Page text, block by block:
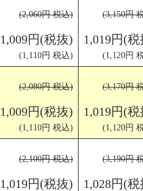
(2,060円 税込)
1,009円(税抜)
(1,110円 税込)
(3,150円
1,019円(
(1,120円
(2,080円 税込)
1,009円(税抜)
(1,110円 税込)
(3,170円
1,019円(
(1,120円
(2,100円 税込)
1,019円(税抜)
(3,190円
1,028円(